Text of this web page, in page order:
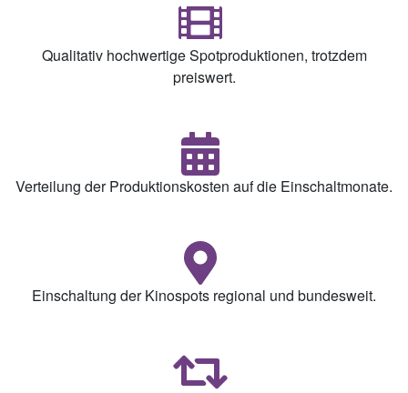
Qualitativ hochwertige Spotproduktionen, trotzdem
preiswert.
Verteilung der Produktionskosten auf die Einschaltmonate.
Einschaltung der Kinospots regional und bundesweit.